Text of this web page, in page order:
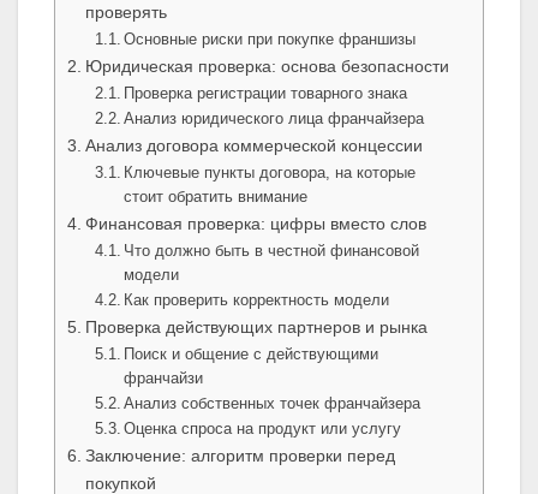
проверять
Основные риски при покупке франшизы
Юридическая проверка: основа безопасности
Проверка регистрации товарного знака
Анализ юридического лица франчайзера
Анализ договора коммерческой концессии
Ключевые пункты договора, на которые
стоит обратить внимание
Финансовая проверка: цифры вместо слов
Что должно быть в честной финансовой
модели
Как проверить корректность модели
Проверка действующих партнеров и рынка
Поиск и общение с действующими
франчайзи
Анализ собственных точек франчайзера
Оценка спроса на продукт или услугу
Заключение: алгоритм проверки перед
покупкой